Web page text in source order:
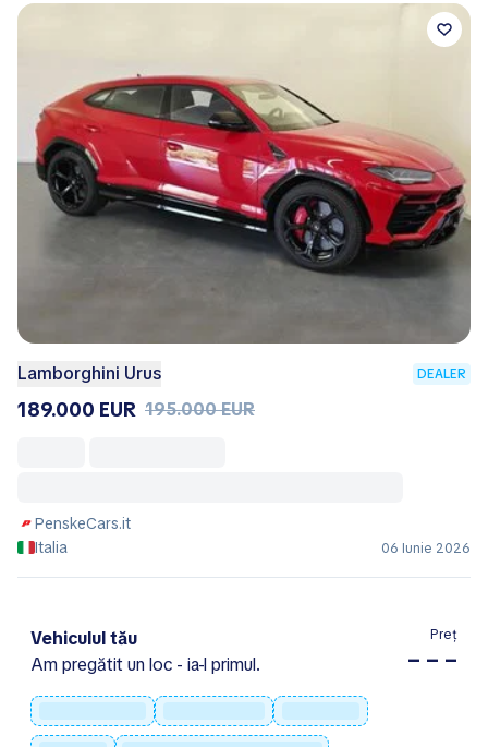
Lamborghini Urus DEALER
189.000 EUR 195.000 EUR
PenskeCars.it
Italia
06 Iunie 2026
Vehiculul tău
Am pregătit un loc - ia-l primul.
Preț
– – –